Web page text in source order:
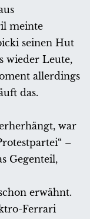
meinte
seinen Hut
wieder Leute,
allerdings
das.
war
–
Gegenteil,
erwähnt.
Ferrari